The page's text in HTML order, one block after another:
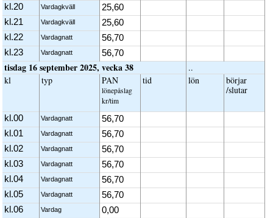
kl.20
Vardagkväll
25,60
kl.21
Vardagkväll
25,60
kl.22
Vardagnatt
56,70
kl.23
Vardagnatt 56,70
tisdag 16 september 2025, vecka 38
..
kl
typ PAN
löne­påslag
kr/tim
tid lön
börjar
/slutar
kl.00 Vardagnatt
56,70
kl.01
Vardagnatt
56,70
kl.02
Vardagnatt
56,70
kl.03
Vardagnatt
56,70
kl.04
Vardagnatt
56,70
kl.05
Vardagnatt
56,70
kl.06
Vardag
0,00